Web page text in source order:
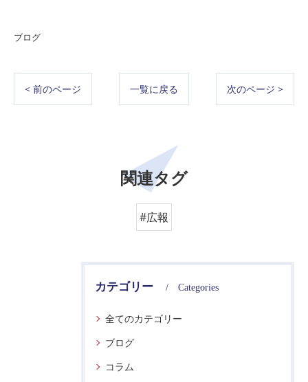
ブログ
< 前のページ 一覧に戻る 次のページ >
関連タグ
#広報
カテゴリー Categories
全てのカテゴリー
ブログ
コラム